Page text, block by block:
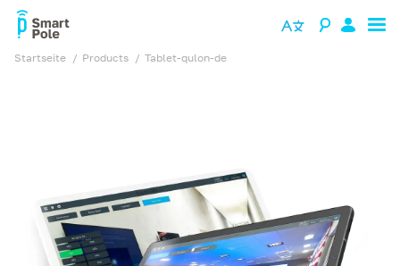
Startseite products tablet-qulon-de